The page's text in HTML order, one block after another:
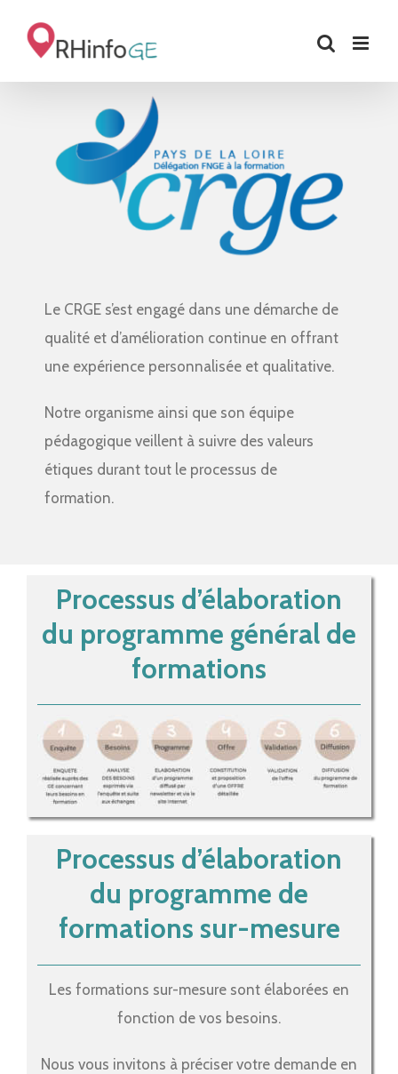
Le CRGE s’est engagé dans une démarche de
qualité et d’amélioration continue en offrant
une expérience personnalisée et qualitative.
Notre organisme ainsi que son équipe
pédagogique veillent à suivre des valeurs
étiques durant tout le processus de
formation.
Processus d’élaboration
du programme général de
formations
Processus d’élaboration
du programme de
formations sur-mesure
Les formations sur-mesure sont élaborées en
fonction de vos besoins.
Nous vous invitons à préciser votre demande en